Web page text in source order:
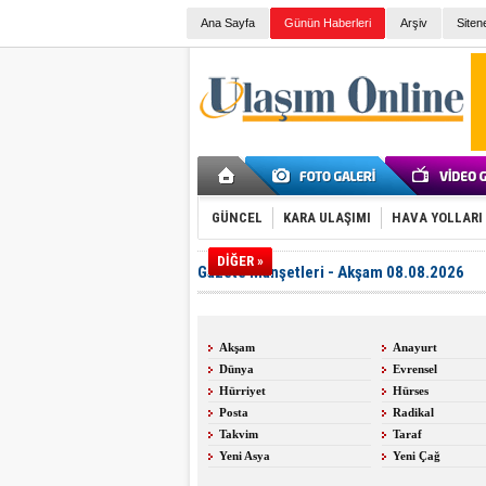
Ana Sayfa Günün Haberleri Arşiv
GÜNCEL KARA ULAŞIMI HAVA YOLLARI
DİĞER »
Gazete Manşetleri - Akşam 08.08.2026
Akşam Anayurt
Dünya
Evrensel
Hürriyet
Hürses
Posta
Radikal
Takvim
Taraf
Yeni Asya
Yeni Çağ